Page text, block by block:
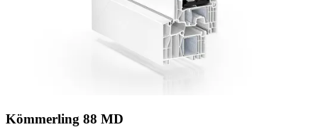
Kömmerling 88 MD